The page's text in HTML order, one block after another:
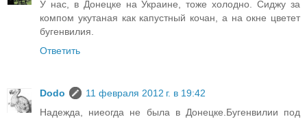
У нас, в Донецке на Украине, тоже холодно. Сиджу за
компом укутаная как капустный кочан, а на окне цветет
бугенвилия.
Ответить
Dodo
11 февраля 2012 г. в 19:42
Надежда, ниеогда не была в Донецке.Бугенвилии под